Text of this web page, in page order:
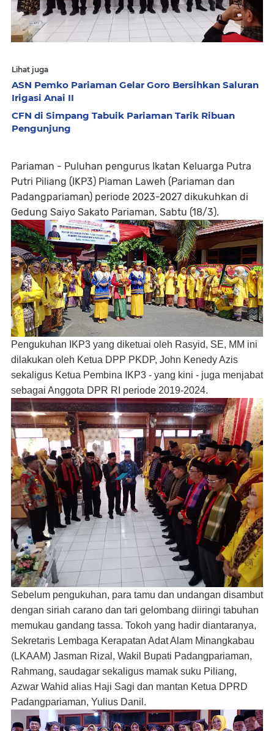
Lihat juga
ASN Pemko Pariaman Gelar Goro Bersihkan Saluran
Irigasi Anai II
CFN di Simpang Tabuik Pariaman Tarik Ribuan
Pengunjung
Pariaman - Puluhan pengurus Ikatan Keluarga Putra
Putri Piliang (IKP3) Piaman Laweh (Pariaman dan
Padangpariaman) periode 2023-2027 dikukuhkan di
Gedung Saiyo Sakato Pariaman, Sabtu (18/3).
Pengukuhan IKP3 yang diketuai oleh Rasyid, SE, MM ini
dilakukan oleh Ketua DPP PKDP, John Kenedy Azis
sekaligus Ketua Pembina IKP3 - yang kini - juga menjabat
sebagai Anggota DPR RI periode 2019-2024.
Sebelum pengukuhan, para tamu dan undangan disambut
dengan siriah carano dan tari gelombang diiringi tabuhan
memukau gandang tassa. Tokoh yang hadir diantaranya,
Sekretaris Lembaga Kerapatan Adat Alam Minangkabau
(LKAAM) Jasman Rizal, Wakil Bupati Padangpariaman,
Rahmang, saudagar sekaligus mamak suku Piliang,
Azwar Wahid alias Haji Sagi dan mantan Ketua DPRD
Padangpariaman, Yulius Danil.